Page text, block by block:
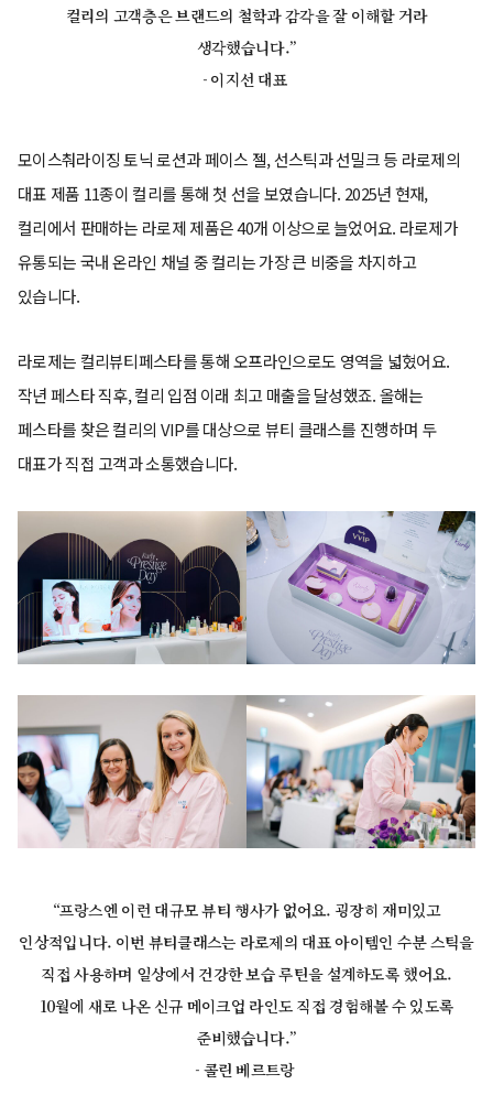
컬리의 고객층은 브랜드의 철학과 감각을 잘 이해할 거라
생각했습니다.”
- 이지선 대표
모이스춰라이징 토닉 로션과 페이스 젤, 선스틱과 선밀크 등 라로제의
대표 제품 11종이 컬리를 통해 첫 선을 보였습니다. 2025년 현재,
컬리에서 판매하는 라로제 제품은 40개 이상으로 늘었어요. 라로제가
유통되는 국내 온라인 채널 중 컬리는 가장 큰 비중을 차지하고
있습니다.
라로제는 컬리뷰티페스타를 통해 오프라인으로도 영역을 넓혔어요.
작년 페스타 직후, 컬리 입점 이래 최고 매출을 달성했죠. 올해는
페스타를 찾은 컬리의 VIP를 대상으로 뷰티 클래스를 진행하며 두
대표가 직접 고객과 소통했습니다.
“프랑스엔 이런 대규모 뷰티 행사가 없어요. 굉장히 재미있고
인상적입니다. 이번 뷰티클래스는 라로제의 대표 아이템인 수분 스틱을
직접 사용하며 일상에서 건강한 보습 루틴을 설계하도록 했어요.
10월에 새로 나온 신규 메이크업 라인도 직접 경험해볼 수 있도록
준비했습니다.”
- 콜린 베르트랑